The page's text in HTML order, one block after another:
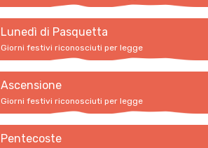
Lunedì di Pasquetta
Giorni festivi riconosciuti per legge
Ascensione
Giorni festivi riconosciuti per legge
Pentecoste